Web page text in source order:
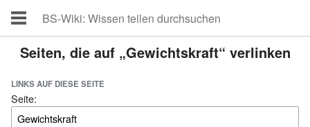
Seiten, die auf „Gewichtskraft“ verlinken
LINKS AUF DIESE SEITE
Seite: